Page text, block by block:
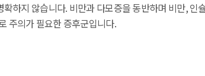
하지 않습니다. 비만과 다모증을 동반하며 비만, 인
주의가 필요한 증후군입니다.